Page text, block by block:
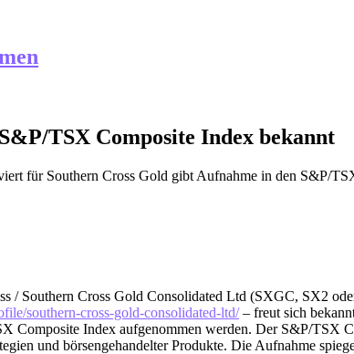
TSX Composite Index bekannt
für Southern Cross Gold gibt Aufnahme in den S&P/
/ Southern Cross Gold Consolidated Ltd (SXGC, SX2
southern-cross-gold-consolidated-ltd/– freut sich
Composite Index aufgenommen werden. Der S&P/TSX
und börsengehandelter Produkte. Die Aufnahme